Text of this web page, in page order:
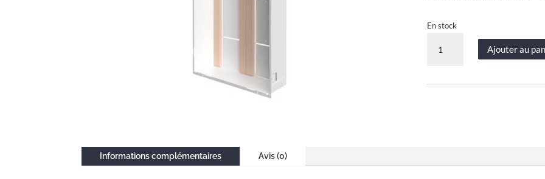
En stock
–
Ajouter au
Informations complémentaires Avis (0)